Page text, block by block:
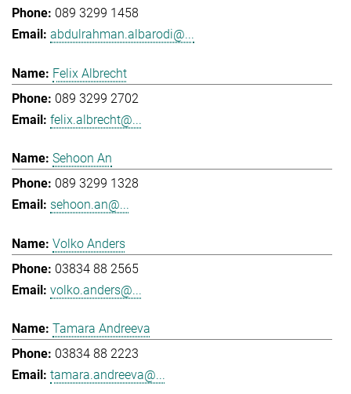
089 3299 1458
abdulrahman.albarodi@...
Felix Albrecht
089 3299 2702
felix.albrecht@...
Sehoon An
089 3299 1328
sehoon.an@...
Volko Anders
03834 88 2565
volko.anders@...
Tamara Andreeva
03834 88 2223
tamara.andreeva@...